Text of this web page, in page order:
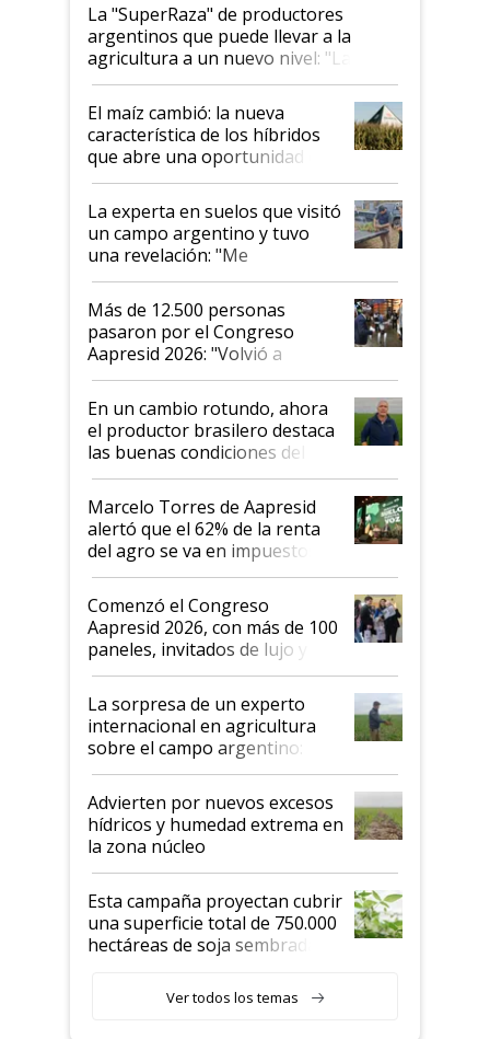
La "SuperRaza" de productores
argentinos que puede llevar a la
agricultura a un nuevo nivel: "Las
posibilidades de crecimiento son
infinitas"
El maíz cambió: la nueva
característica de los híbridos
que abre una oportunidad en
el lote
La experta en suelos que visitó
un campo argentino y tuvo
una revelación: "Me
impresionó mucho"
Más de 12.500 personas
pasaron por el Congreso
Aapresid 2026: "Volvió a
demostrar que hablar del
suelo es hablar de todo el
sistema productivo"
En un cambio rotundo, ahora
el productor brasilero destaca
las buenas condiciones del
agro argentino para invertir:
"Los veo más motivados"
Marcelo Torres de Aapresid
alertó que el 62% de la renta
del agro se va en impuestos:
"No es bueno que en
Argentina se sigan discutiendo
las mismas cosas de hace 50
años"
Comenzó el Congreso
Aapresid 2026, con más de 100
paneles, invitados de lujo y
todas las tendencias
La sorpresa de un experto
internacional en agricultura
sobre el campo argentino:
"Estoy muy impresionado"
Advierten por nuevos excesos
hídricos y humedad extrema en
la zona núcleo
Esta campaña proyectan cubrir
una superficie total de 750.000
hectáreas de soja sembradas
variedades que marcan un
salto tecnológico en genética y
Ver todos los temas